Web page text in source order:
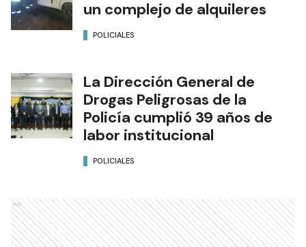
un complejo de alquileres
POLICIALES
La Dirección General de
Drogas Peligrosas de la
Policía cumplió 39 años de
labor institucional
POLICIALES
Ads